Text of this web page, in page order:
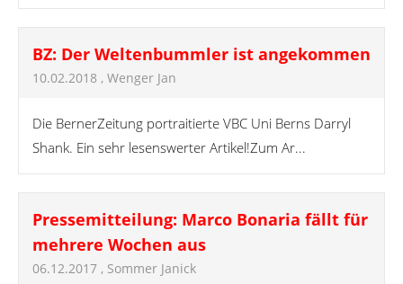
BZ: Der Weltenbummler ist angekommen
10.02.2018 , Wenger Jan
Die BernerZeitung portraitierte VBC Uni Berns Darryl
Shank. Ein sehr lesenswerter Artikel!Zum Ar...
Pressemitteilung: Marco Bonaria fällt für
mehrere Wochen aus
06.12.2017 , Sommer Janick